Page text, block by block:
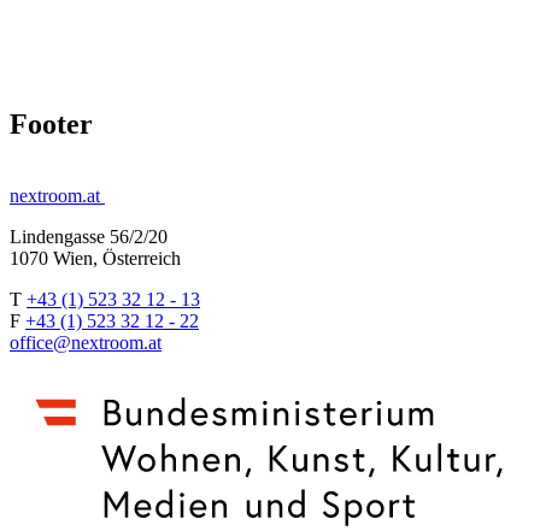
Footer
nextroom.at
Lindengasse 56/2/20
1070 Wien, Österreich
T +43 (1) 523 32 12 - 13
F +43 (1) 523 32 12 - 22
office@nextroom.at